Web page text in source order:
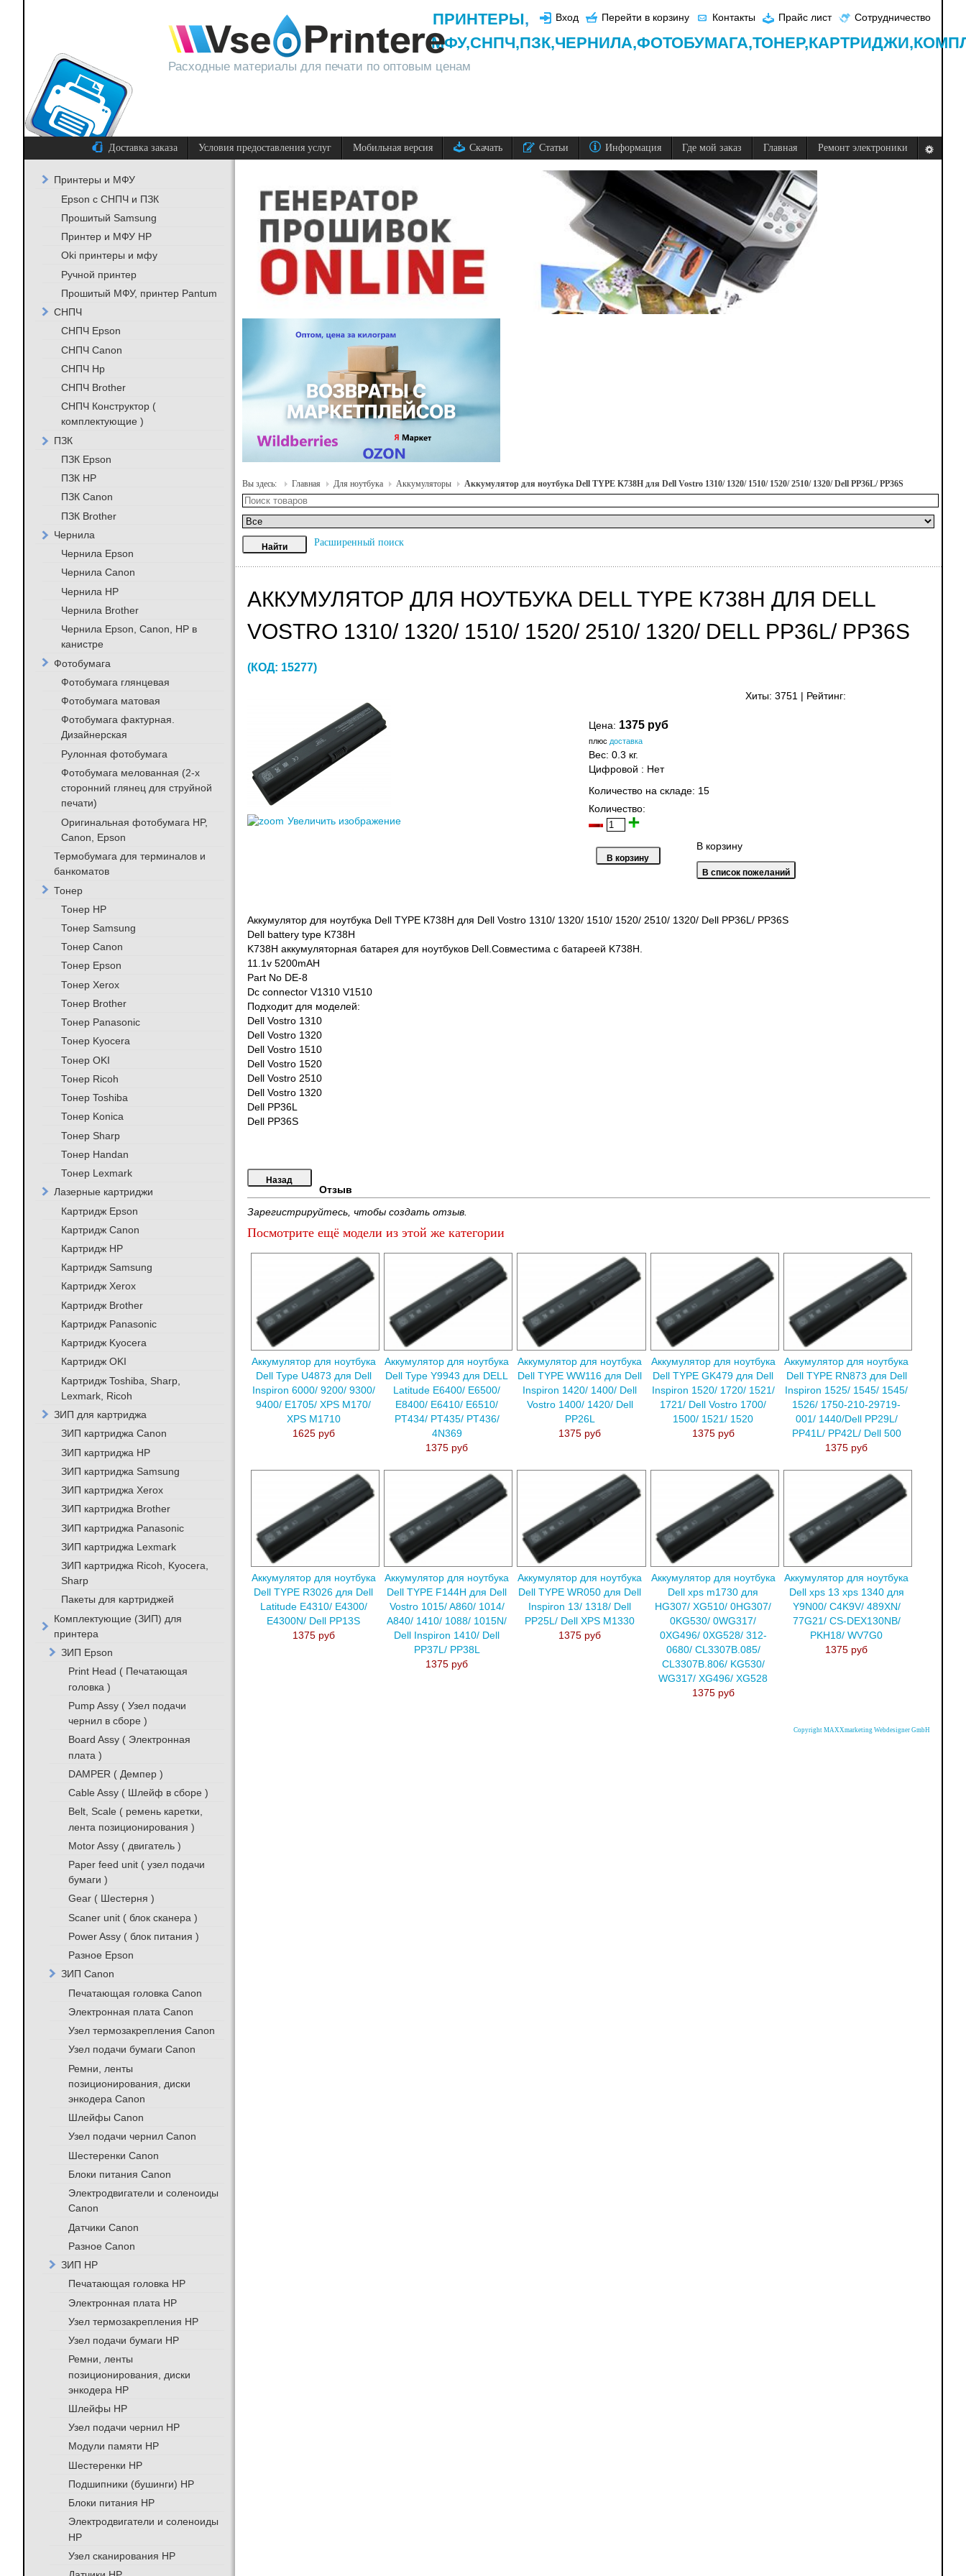
Расходные материалы для печати по оптовым ценам
Вход Перейти в корзину Контакты Прайс лист Сотрудничество
ПРИНТЕРЫ,
МФУ,СНПЧ,ПЗК,ЧЕРНИЛА,ФОТОБУМАГА,ТОНЕР,КАРТРИДЖИ,
Доставка заказа Условия предоставления услуг Мобильная версия Скачать Статьи Информация Где мой заказ Главная Ремонт электроники
Вы здесь: Главная Для ноутбука Аккумуляторы Аккумулятор для ноутбука Dell TYPE K738H для Dell Vostro 1310/ 1320/ 1510/ 1520/ 2510/ 1320/ Dell PP36L/ PP36S
Расширенный поиск
АККУМУЛЯТОР ДЛЯ НОУТБУКА DELL TYPE K738H ДЛЯ DELL
VOSTRO 1310/ 1320/ 1510/ 1520/ 2510/ 1320/ DELL PP36L/ PP36S
(КОД: 15277)
Хиты: 3751 Рейтинг:
Увеличить изображение
Цена: 1375 руб
плюс доставка
Вес: 0.3 кг.
Цифровой : Нет
Количество на складе: 15
Количество:
В корзину
Аккумулятор для ноутбука Dell TYPE K738H для Dell Vostro 1310/ 1320/ 1510/ 1520/ 2510/ 1320/ Dell PP36L/ PP36S
Dell battery type K738H
K738H аккумуляторная батарея для ноутбуков Dell.Совместима с батареей K738H.
11.1v 5200mAH
Part No DE-8
Dc connector V1310 V1510
Подходит для моделей:
Dell Vostro 1310
Dell Vostro 1320
Dell Vostro 1510
Dell Vostro 1520
Dell Vostro 2510
Dell Vostro 1320
Dell PP36L
Dell PP36S
Отзыв
Зарегистрируйтесь, чтобы создать отзыв.
Посмотрите ещё модели из этой же категории
Аккумулятор для ноутбука
Dell Type U4873 для Dell
Inspiron 6000/ 9200/ 9300/
9400/ E1705/ XPS M170/
XPS M1710
1625 руб
Аккумулятор для ноутбука
Dell Type Y9943 для DELL
Latitude E6400/ E6500/
E8400/ E6410/ E6510/
PT434/ PT435/ PT436/
4N369
1375 руб
Аккумулятор для ноутбука
Dell TYPE WW116 для Dell
Inspiron 1420/ 1400/ Dell
Vostro 1400/ 1420/ Dell
PP26L
1375 руб
Аккумулятор для ноутбука
Dell TYPE GK479 для Dell
Inspiron 1520/ 1720/ 1521/
1721/ Dell Vostro 1700/
1500/ 1521/ 1520
1375 руб
Аккумулятор для ноутбука
Dell TYPE RN873 для Dell
Inspiron 1525/ 1545/ 1545/
1526/ 1750-210-29719-
001/ 1440/Dell PP29L/
PP41L/ PP42L/ Dell 500
1375 руб
Аккумулятор для ноутбука
Dell TYPE R3026 для Dell
Latitude E4310/ E4300/
E4300N/ Dell PP13S
1375 руб
Аккумулятор для ноутбука
Dell TYPE F144H для Dell
Vostro 1015/ A860/ 1014/
A840/ 1410/ 1088/ 1015N/
Dell Inspiron 1410/ Dell
PP37L/ PP38L
1375 руб
Аккумулятор для ноутбука
Dell TYPE WR050 для Dell
Inspiron 13/ 1318/ Dell
PP25L/ Dell XPS M1330
1375 руб
Аккумулятор для ноутбука
Dell xps m1730 для
HG307/ XG510/ 0HG307/
0KG530/ 0WG317/
0XG496/ 0XG528/ 312-
0680/ CL3307B.085/
CL3307B.806/ KG530/
WG317/ XG496/ XG528
1375 руб
Аккумулятор для ноутбука
Dell xps 13 xps 1340 для
Y9N00/ C4K9V/ 489XN/
77G21/ CS-DEX130NB/
PKH18/ WV7G0
1375 руб
Copyright MAXXmarketing Webdesigner GmbH
Принтеры и МФУ
Epson с СНПЧ и ПЗК
Прошитый Samsung
Принтер и МФУ HP
Oki принтеры и мфу
Ручной принтер
Прошитый МФУ, принтер Pantum
СНПЧ
СНПЧ Epson
СНПЧ Canon
СНПЧ Hp
СНПЧ Brother
СНПЧ Конструктор (
комплектующие )
ПЗК
ПЗК Epson
ПЗК HP
ПЗК Canon
ПЗК Brother
Чернила
Чернила Epson
Чернила Canon
Чернила HP
Чернила Brother
Чернила Epson, Canon, HP в
канистре
Фотобумага
Фотобумага глянцевая
Фотобумага матовая
Фотобумага фактурная.
Дизайнерская
Рулонная фотобумага
Фотобумага мелованная (2-х
сторонний глянец для струйной
печати)
Оригинальная фотобумага HP,
Canon, Epson
Термобумага для терминалов и
банкоматов
Тонер
Тонер HP
Тонер Samsung
Тонер Canon
Тонер Epson
Тонер Xerox
Тонер Brother
Тонер Panasonic
Тонер Kyocera
Тонер OKI
Тонер Ricoh
Тонер Toshiba
Тонер Konica
Тонер Sharp
Тонер Handan
Тонер Lexmark
Лазерные картриджи
Картридж Epson
Картридж Canon
Картридж HP
Картридж Samsung
Картридж Xerox
Картридж Brother
Картридж Panasonic
Картридж Kyocera
Картридж OKI
Картридж Toshiba, Sharp,
Lexmark, Ricoh
ЗИП для картриджа
ЗИП картриджа Canon
ЗИП картриджа HP
ЗИП картриджа Samsung
ЗИП картриджа Xerox
ЗИП картриджа Brother
ЗИП картриджа Panasonic
ЗИП картриджа Lexmark
ЗИП картриджа Ricoh, Kyocera,
Sharp
Пакеты для картриджей
Комплектующие (ЗИП) для
принтера
ЗИП Epson
Print Head ( Печатающая
головка )
Pump Assy ( Узел подачи
чернил в сборе )
Board Assy ( Электронная
плата )
DAMPER ( Демпер )
Cable Assy ( Шлейф в сборе )
Belt, Scale ( ремень каретки,
лента позиционирования )
Motor Assy ( двигатель )
Paper feed unit ( узел подачи
бумаги )
Gear ( Шестерня )
Scaner unit ( блок сканера )
Power Assy ( блок питания )
Разное Epson
ЗИП Canon
Печатающая головка Canon
Электронная плата Canon
Узел термозакрепления Canon
Узел подачи бумаги Canon
Ремни, ленты
позиционирования, диски
энкодера Canon
Шлейфы Canon
Узел подачи чернил Canon
Шестеренки Canon
Блоки питания Canon
Электродвигатели и соленоиды
Canon
Датчики Canon
Разное Canon
ЗИП HP
Печатающая головка HP
Электронная плата HP
Узел термозакрепления HP
Узел подачи бумаги HP
Ремни, ленты
позиционирования, диски
энкодера HP
Шлейфы HP
Узел подачи чернил HP
Модули памяти HP
Шестеренки HP
Подшипники (бушинги) HP
Блоки питания HP
Электродвигатели и соленоиды
HP
Узел сканирования HP